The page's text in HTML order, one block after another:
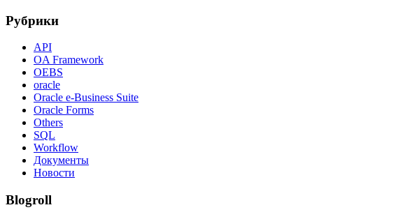
Рубрики
API
OA Framework
OEBS
oracle
Oracle e-Business Suite
Oracle Forms
Others
SQL
Workflow
Документы
Новости
Blogroll